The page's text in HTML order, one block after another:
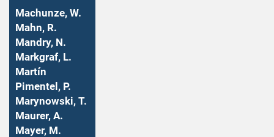
Machunze, W.
Mahn, R.
Mandry, N.
Markgraf, L.
Martín
Pimentel, P.
Marynowski, T.
Maurer, A.
Mayer, M.